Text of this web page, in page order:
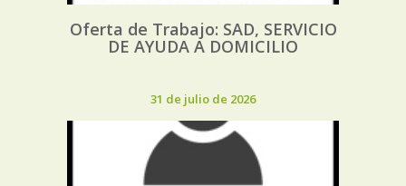
Oferta de Trabajo: SAD, SERVICIO
DE AYUDA A DOMICILIO
31 de julio de 2026